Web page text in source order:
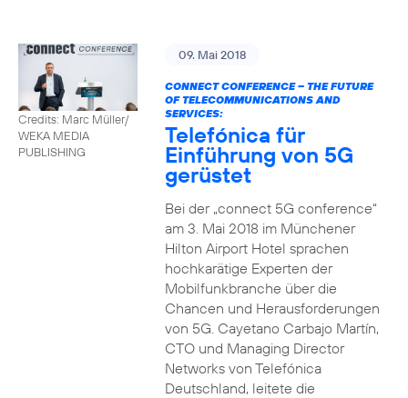
Credits: Marc Müller/
WEKA MEDIA
PUBLISHING
09. Mai 2018
CONNECT CONFERENCE – THE FUTURE
OF TELECOMMUNICATIONS AND
SERVICES:
Telefónica für
Einführung von 5G
gerüstet
Bei der „connect 5G conference“
am 3. Mai 2018 im Münchener
Hilton Airport Hotel sprachen
hochkarätige Experten der
Mobilfunkbranche über die
Chancen und Herausforderungen
von 5G. Cayetano Carbajo Martín,
CTO und Managing Director
Networks von Telefónica
Deutschland, leitete die